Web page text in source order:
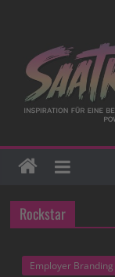
Rockstar
Employer Branding